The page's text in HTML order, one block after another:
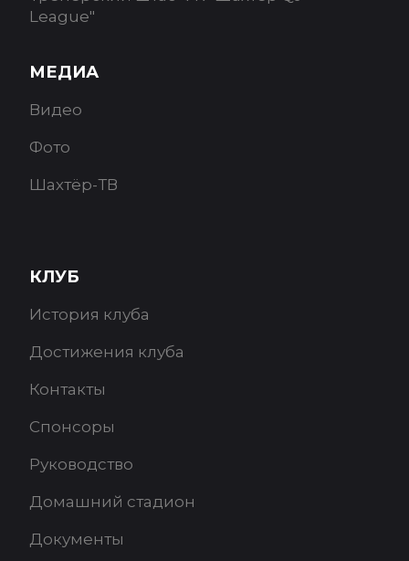
League"
МЕДИА
Видео
Фото
Шахтёр-ТВ
КЛУБ
История клуба
Достижения клуба
Контакты
Спонсоры
Руководство
Домашний стадион
Документы